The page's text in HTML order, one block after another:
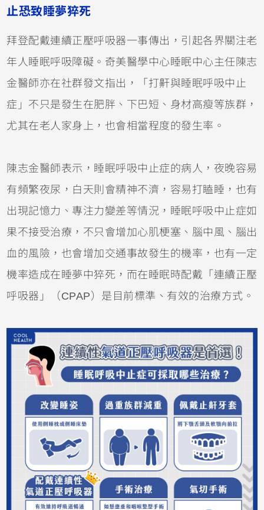
止恐致睡夢猝死
拜登配戴連續正壓呼吸器一事傳出，引起各界關注老
年人睡眠呼吸障礙。奇美醫學中心睡眠中心主任陳志
金醫師亦在社群發文指出，「打鼾與睡眠呼吸中止
症」不只是發生在肥胖、下巴短、身材高瘦等族群，
尤其在老人家身上，也會相當程度的發生率。
陳志金醫師表示，睡眠呼吸中止症的病人，夜晚容易
有頻繁夜尿，白天則會精神不濟，容易打瞌睡，也有
出現記憶力、專注力變差等情況，睡眠呼吸中止症如
果不接受治療，不只會增加心肌梗塞、腦中風、腦出
血的風險，也會增加交通事故發生的機率，也有一定
機率造成在睡夢中猝死，而在睡眠時配戴「連續正壓
呼吸器」（CPAP）是目前標準、有效的治療方式。